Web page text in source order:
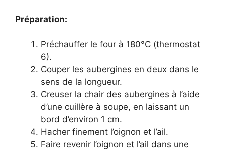
Préparation:
Préchauffer le four à 180°C (thermostat
6).
Couper les aubergines en deux dans le
sens de la longueur.
Creuser la chair des aubergines à l’aide
d’une cuillère à soupe, en laissant un
bord d’environ 1 cm.
Hacher finement l’oignon et l’ail.
Faire revenir l’oignon et l’ail dans une